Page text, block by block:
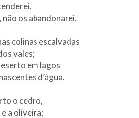
não os abandonarei.
colinas escalvadas
vales;
em lagos
d’água.
o cedro,
e a oliveira;